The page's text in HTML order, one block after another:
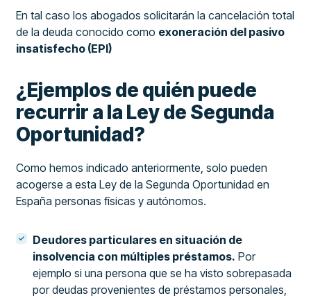
En tal caso los abogados solicitarán la cancelación total
de la deuda conocido como exoneración del pasivo
insatisfecho (EPI)
¿Ejemplos de quién puede
recurrir a la Ley de Segunda
Oportunidad?
Como hemos indicado anteriormente, solo pueden
acogerse a esta Ley de la Segunda Oportunidad en
España personas físicas y autónomos.
Deudores particulares en situación de
insolvencia con múltiples préstamos. Por
ejemplo si una persona que se ha visto sobrepasada
por deudas provenientes de préstamos personales,